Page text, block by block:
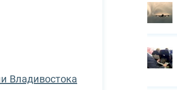
Владивостока